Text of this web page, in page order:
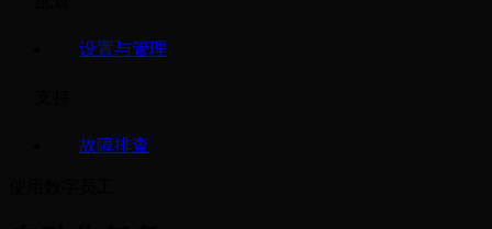
设置与管理
故障排查